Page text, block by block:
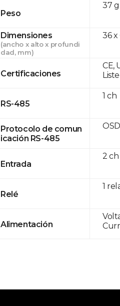
Peso
Dimensiones
(ancho x alto x profundi
dad, mm)
Certificaciones
RS-485
Protocolo de comun
icación RS-485
Entrada
Relé
Alimentación
37 g
36 x
CE,
1 ch
2 ch
1